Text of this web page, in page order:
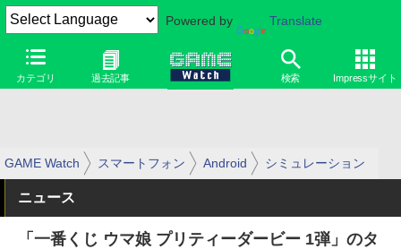
Powered by Translate
カテゴリ 過去記事 検索 Impressサイト
GAME Watch スマートフォン Android シミュレーション
ニュース
「一番くじ ウマ娘 プリティーダービー 1弾」のタ